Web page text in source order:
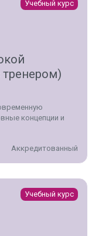
Учебный курс
тренером)
концепции и
Аккредитованный
Учебный курс